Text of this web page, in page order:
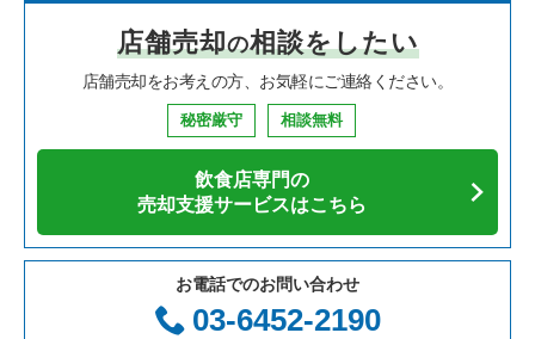
焼肉の居抜き売却物件の案件一覧
鉄板焼き・お好み焼の居抜き売却物件の案件一覧
カフェの居抜き売却物件の案件一覧
テイクアウトの居抜き売却物件の案件一覧
お弁当・惣菜・デリの居抜き売却物件の案件一覧
大阪府の飲食店の居抜き売却物件の案件一覧
兵庫県の飲食店の居抜き売却物件の案件一覧
愛知県の飲食店の居抜き売却物件の案件一覧
岐阜県の飲食店の居抜き売却物件の案件一覧
三重県の飲食店の居抜き売却物件の案件一覧
葛飾区の飲食店の居抜き売却物件の案件一覧
中央区の飲食店の居抜き売却物件の案件一覧
千代田区の飲食店の居抜き売却物件の案件一覧
港区の飲食店の居抜き売却物件の案件一覧
足立区の飲食店の居抜き売却物件の案件一覧
東京23区の中華の居抜き売却物件の案件一覧
東京23区のそば・うどんの居抜き売却物件の案件一覧
東京23区の焼肉の居抜き売却物件の案件一覧
東京23区の鉄板焼き・お好み焼の居抜き売却物件の案件一覧
東京23区のアジア料理の居抜き売却物件の案件一覧
杉並区の中華の居抜き売却物件の案件一覧
杉並区のそば・うどんの居抜き売却物件の案件一覧
杉並区の鉄板焼き・お好み焼の居抜き売却物件の案件一覧
杉並区のアジア料理の居抜き売却物件の案件一覧
杉並区のカフェの居抜き売却物件の案件一覧
店舗売却の相談をしたい
店舗売却をお考えの方、お気軽にご連絡ください。
秘密厳守 相談無料
飲食店専門の
売却支援サービスはこちら
お電話でのお問い合わせ
03-6452-2190